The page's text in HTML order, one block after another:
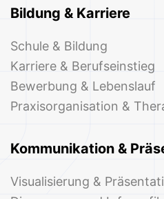
Bildung & Karriere
Schule & Bildung
Karriere & Berufseinstieg
Bewerbung & Lebenslauf
Praxisorganisation &
Kommunikation &
Visualisierung &